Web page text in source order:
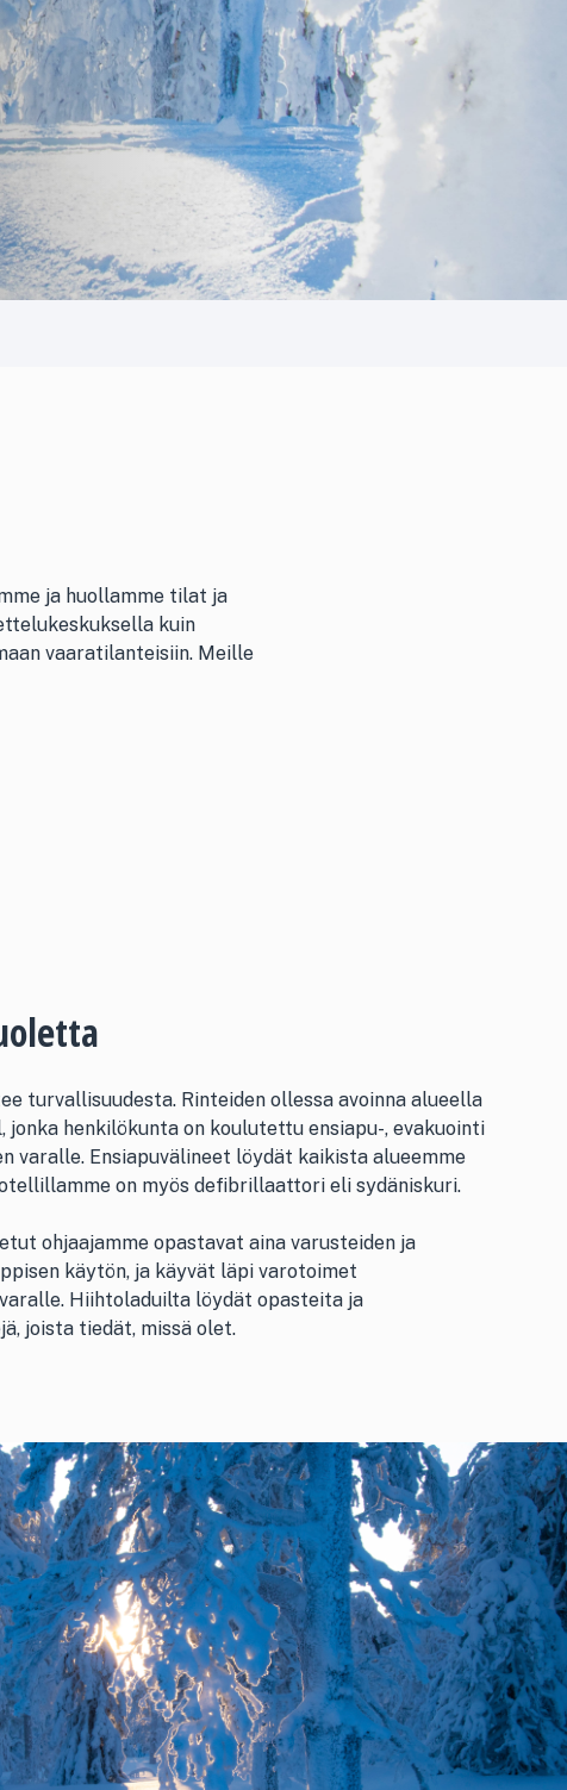
ja huollamme tilat ja
kuin
vaaratilanteisiin. Meille
turvallisuudesta. Rinteiden ollessa avoinna alueella
jonka henkilökunta on koulutettu ensiapu-, evakuointi
varalle. Ensiapuvälineet löydät kaikista alueemme
on myös defibrillaattori eli sydäniskuri.
ohjaajamme opastavat aina varusteiden ja
käytön, ja käyvät läpi varotoimet
Hiihtoladuilta löydät opasteita ja
joista tiedät, missä olet.